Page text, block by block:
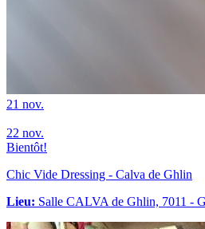
21 nov.
22 nov.
Bientôt!
Chic Vide Dressing - Calva de Ghlin
Lieu: Salle CALVA de Ghlin, 7011 -